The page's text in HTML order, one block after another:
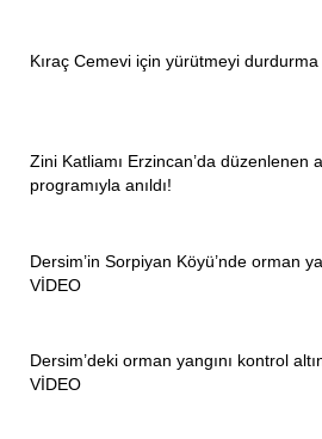
Kıraç Cemevi için yürütmeyi durdurma
Zini Katliamı Erzincan’da düzenlenen
programıyla anıldı!
Dersim’in Sorpiyan Köyü’nde orman
VİDEO
Dersim’deki orman yangını kontrol
VİDEO